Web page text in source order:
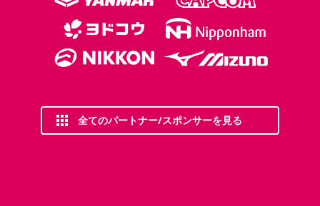
全てのパートナー/スポンサーを見る